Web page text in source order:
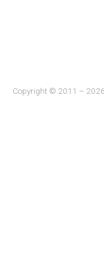
Copyright © 2011 –